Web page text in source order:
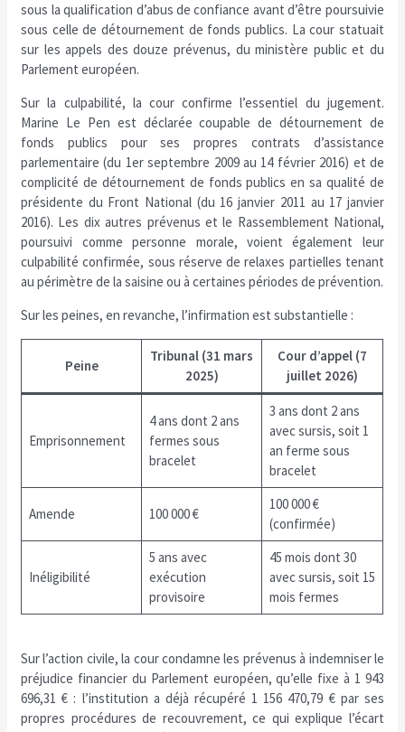
sous la qualification d’abus de confiance avant d’être poursuivie
sous celle de détournement de fonds publics. La cour statuait
sur les appels des douze prévenus, du ministère public et du
Parlement européen.
Sur la culpabilité, la cour confirme l’essentiel du jugement.
Marine Le Pen est déclarée coupable de détournement de
fonds publics pour ses propres contrats d’assistance
parlementaire (du 1er septembre 2009 au 14 février 2016) et de
complicité de détournement de fonds publics en sa qualité de
présidente du Front National (du 16 janvier 2011 au 17 janvier
2016). Les dix autres prévenus et le Rassemblement National,
poursuivi comme personne morale, voient également leur
culpabilité confirmée, sous réserve de relaxes partielles tenant
au périmètre de la saisine ou à certaines périodes de prévention.
Sur les peines, en revanche, l’infirmation est substantielle :
Peine
Tribunal (31 mars
2025)
Cour d’appel (7
juillet 2026)
Emprisonnement
4 ans dont 2 ans
fermes sous
bracelet
3 ans dont 2 ans
avec sursis, soit 1
an ferme sous
bracelet
Amende 100 000 €
100 000 €
(confirmée)
Inéligibilité
5 ans avec
exécution
provisoire
45 mois dont 30
avec sursis, soit 15
mois fermes
Sur l’action civile, la cour condamne les prévenus à indemniser le
préjudice financier du Parlement européen, qu’elle fixe à 1 943
696,31 € : l’institution a déjà récupéré 1 156 470,79 € par ses
propres procédures de recouvrement, ce qui explique l’écart